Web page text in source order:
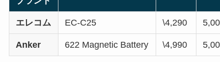
エレコム EC-C25 \4,290
Anker 622 Magnetic Battery \4,990